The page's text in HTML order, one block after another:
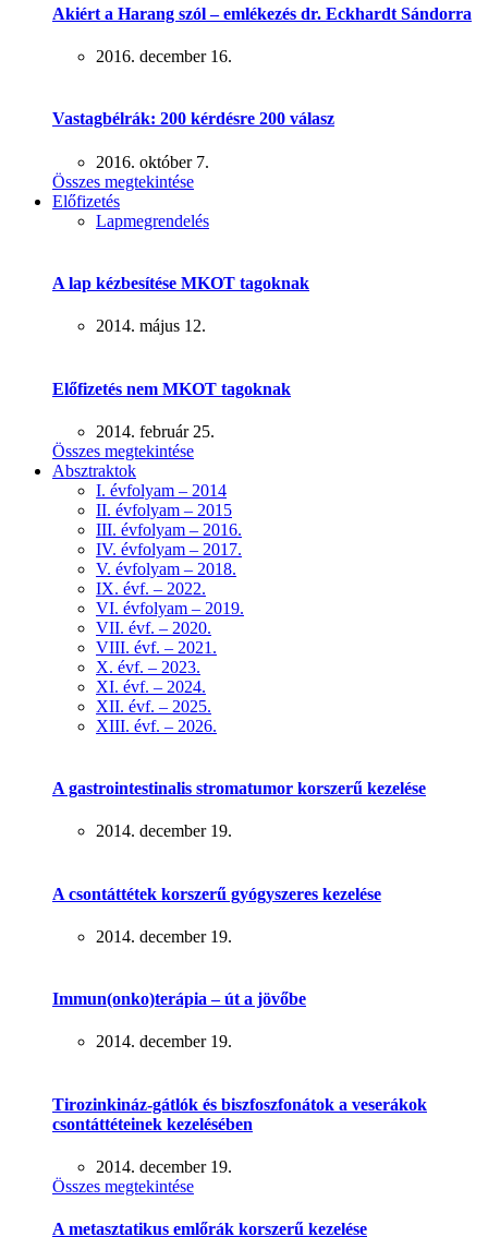
Akiért a Harang szól – emlékezés dr. Eckhardt Sándorra
2016. december 16.
Vastagbélrák: 200 kérdésre 200 válasz
2016. október 7.
Összes megtekintése
Előfizetés
Lapmegrendelés
A lap kézbesítése MKOT tagoknak
2014. május 12.
Előfizetés nem MKOT tagoknak
2014. február 25.
Összes megtekintése
Absztraktok
I. évfolyam – 2014
II. évfolyam – 2015
III. évfolyam – 2016.
IV. évfolyam – 2017.
V. évfolyam – 2018.
IX. évf. – 2022.
VI. évfolyam – 2019.
VII. évf. – 2020.
VIII. évf. – 2021.
X. évf. – 2023.
XI. évf. – 2024.
XII. évf. – 2025.
XIII. évf. – 2026.
A gastrointestinalis stromatumor korszerű kezelése
2014. december 19.
A csontáttétek korszerű gyógyszeres kezelése
2014. december 19.
Immun(onko)terápia – út a jövőbe
2014. december 19.
Tirozinkináz-gátlók és biszfoszfonátok a veserákok
csontáttéteinek kezelésében
2014. december 19.
Összes megtekintése
A metasztatikus emlőrák korszerű kezelése